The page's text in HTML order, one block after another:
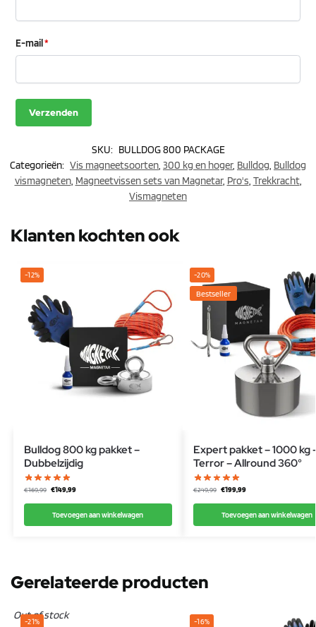
E-mail*
SKU: BULLDOG 800 PACKAGE
Categorieën: Vis magneetsoorten, 300 kg en hoger, Bulldog, Bulldog
vismagneten, Magneetvissen sets van Magnetar, Pro's, Trekkracht,
Vismagneten
Klanten kochten ook
-12%
Bulldog 800 kg pakket –
Dubbelzijdig
€169,99 €149,99
Toevoegen aan winkelwagen
-20%
Bestseller
Expert pakket – 1000 kg
Terror – Allround 360°
€249,99 €199,99
Toevoegen aan winkelwagen
Gerelateerde producten
-21%
Out of stock -16%